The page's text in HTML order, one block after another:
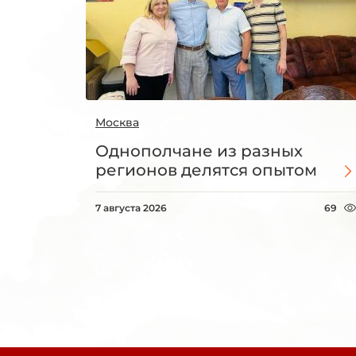
Москва
Однополчане из разных
регионов делятся опытом
7 августа 2026 69